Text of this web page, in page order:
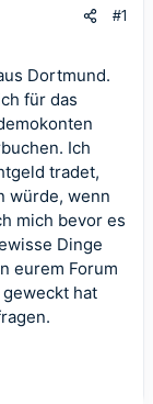
#1
Dortmund.
für das
Ich
tradet,
würde, wenn
mich bevor es
Dinge
eurem Forum
hat